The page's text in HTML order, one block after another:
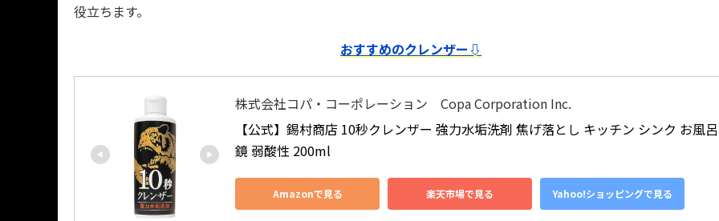
役立ちます。
おすすめのクレンザー⇩
株式会社コパ・コーポレーション Copa Corporation Inc.
【公式】錫村商店 10秒クレンザー 強力水垢洗剤 焦げ落とし キッチン シンク お風呂
鏡 弱酸性 200ml
Amazonで見る 楽天市場で見る Yahoo!ショッピングで見る